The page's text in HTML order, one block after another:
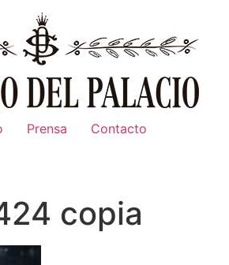
Prensa
Contacto
copia